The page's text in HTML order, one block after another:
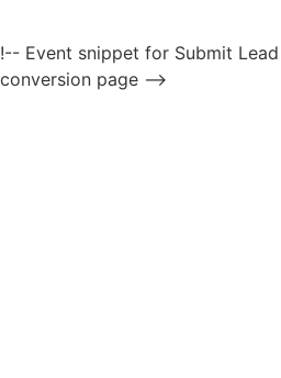
!-- Event snippet for Submit
conversion page -->